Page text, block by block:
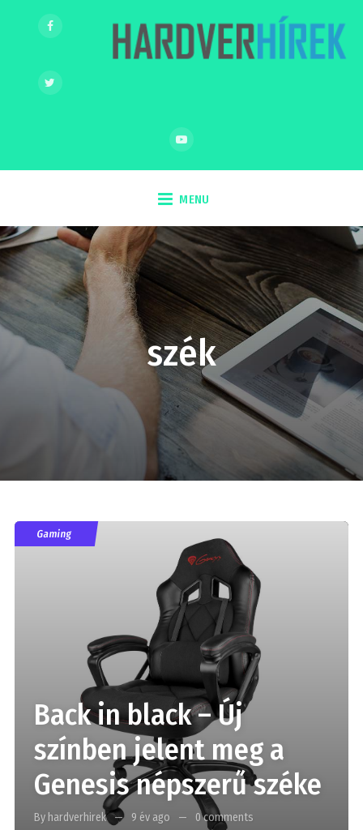
MENU
szék
Gaming
Back in black – Új
színben jelent meg a
Genesis népszerű széke
By hardverhirek 9 év ago 0 comments